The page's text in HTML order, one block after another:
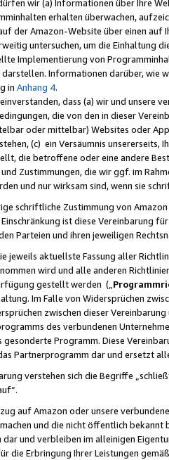
wir (a) Informationen über Ihre
erhalten überwachen,
der Amazon-Website über einen
untersuchen, um die Einhaltung
Implementierung von
Informationen darüber, wie
in Anhang 4.
dass (a) wir und
die von den in dieser
oder mittelbar) Websites oder
(c) ein Versäumnis unsererseits,
die betroffene oder eine andere
Zustimmungen, die wir ggf. im
und nur wirksam sind, wenn sie
schriftliche Zustimmung von
ist diese Vereinbarung
Parteien und ihren jeweiligen
jeweils aktuellste Fassung aller
wird und alle anderen
gestellt werden („
Im Falle von Widersprüchen
zwischen dieser
des verbundenen
gesonderte Programm. Diese
Partnerprogramm dar und ersetzt
verstehen sich die Begriffe
auf Amazon oder unsere
und die nicht öffentlich
dar und verbleiben im alleinigen
die Erbringung Ihrer Leistungen